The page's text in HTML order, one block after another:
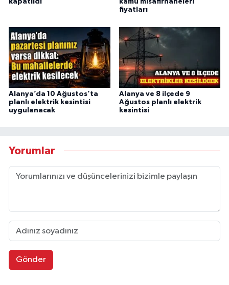
kapatıldı
kamu misafirhaneleri
fiyatları
Alanya’da 10 Ağustos’ta
planlı elektrik kesintisi
uygulanacak
Alanya ve 8 ilçede 9
Ağustos planlı elektrik
kesintisi
Yorumlar
Gönder